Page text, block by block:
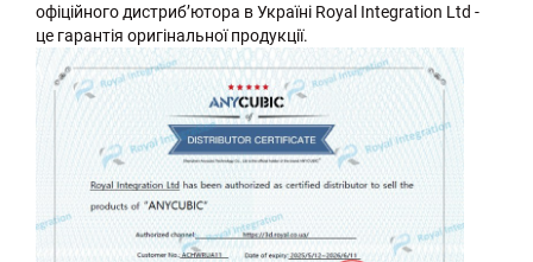
офіційного дистриб’ютора в Україні Royal Integration Ltd -
це гарантія оригінальної продукції.